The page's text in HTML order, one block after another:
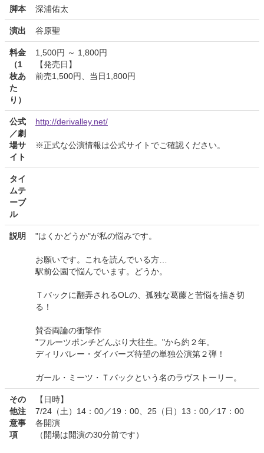
脚本 深浦佑太
演出 谷原聖
料金
（1
枚あ
た
り）
1,500円 ～ 1,800円
【発売日】
前売1,500円、当日1,800円
公式
／劇
場サ
イト
http://derivalley.net/
※正式な公演情報は公式サイトでご確認ください。
タイ
ムテ
ーブ
ル
説明 "はくかどうか"が私の悩みです。
お願いです。これを読んでいる方…
駅前公園で悩んでいます。どうか。
Ｔバックに翻弄されるOLの、孤独な葛藤と苦悩を描き切
る！
賛否両論の衝撃作
"フルーツポンチどんぶり大往生。"から約２年。
ディリバレー・ダイバーズ待望の単独公演第２弾！
ガール・ミーツ・Ｔバックという名のラヴストーリー。
その
他注
意事
項
【日時】
7/24（土）14：00／19：00、25（日）13：00／17：00
各開演
（開場は開演の30分前です）